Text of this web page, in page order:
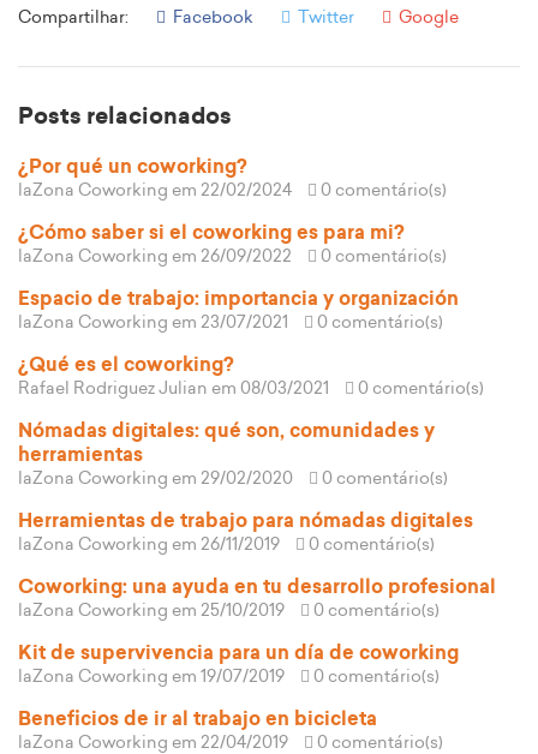
Compartilhar: Facebook Twitter Google
Posts relacionados
¿Por qué un coworking?
laZona Coworking em 22/02/2024 0 comentário(s)
¿Cómo saber si el coworking es para mi?
laZona Coworking em 26/09/2022 0 comentário(s)
Espacio de trabajo: importancia y organización
laZona Coworking em 23/07/2021 0 comentário(s)
¿Qué es el coworking?
Rafael Rodriguez Julian em 08/03/2021 0 comentário(s)
Nómadas digitales: qué son, comunidades y
herramientas
laZona Coworking em 29/02/2020 0 comentário(s)
Herramientas de trabajo para nómadas digitales
laZona Coworking em 26/11/2019 0 comentário(s)
Coworking: una ayuda en tu desarrollo profesional
laZona Coworking em 25/10/2019 0 comentário(s)
Kit de supervivencia para un día de coworking
laZona Coworking em 19/07/2019 0 comentário(s)
Beneficios de ir al trabajo en bicicleta
laZona Coworking em 22/04/2019 0 comentário(s)